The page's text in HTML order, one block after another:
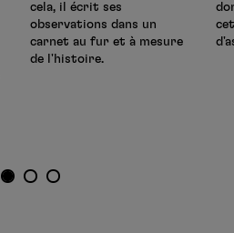
cela, il écrit ses
observations dans un
carnet au fur et à mesure
de l'histoire.
1 2 3